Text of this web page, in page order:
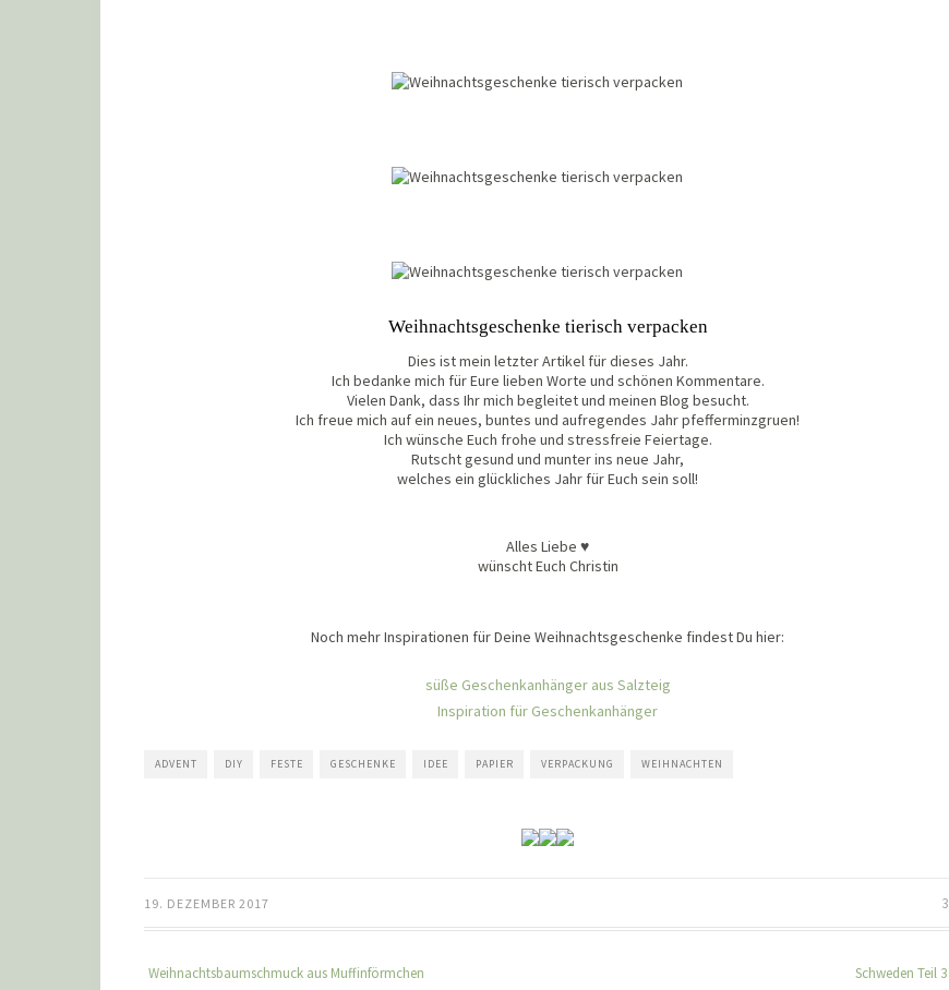
Weihnachtsgeschenke tierisch verpacken
Dies ist mein letzter Artikel für dieses Jahr.
Ich bedanke mich für Eure lieben Worte und schönen Kommentare.
Vielen Dank, dass Ihr mich begleitet und meinen Blog besucht.
Ich freue mich auf ein neues, buntes und aufregendes Jahr pfefferminzgruen!
Ich wünsche Euch frohe und stressfreie Feiertage.
Rutscht gesund und munter ins neue Jahr,
welches ein glückliches Jahr für Euch sein soll!
Alles Liebe ♥
wünscht Euch Christin
Noch mehr Inspirationen für Deine Weihnachtsgeschenke findest Du hier:
süße Geschenkanhänger aus Salzteig
Inspiration für Geschenkanhänger
ADVENT DIY FESTE GESCHENKE IDEE PAPIER VERPACKUNG WEIHNACHTEN
19. DEZEMBER 2017 3
Weihnachtsbaumschmuck aus Muffinförmchen Schweden Teil 3